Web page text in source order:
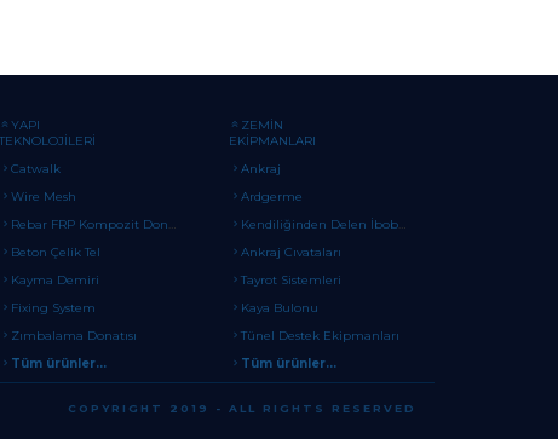
YAPI
TEKNOLOJİLERİ
Catwalk
Wire Mesh
Rebar FRP Kompozit Donatı
Beton Çelik Tel
Kayma Demiri
Fixing System
Zımbalama Donatısı
Tüm ürünler...
ZEMİN
EKİPMANLARI
Ankraj
Ardgerme
Kendiliğinden Delen İbobulon
Ankraj Cıvataları
Tayrot Sistemleri
Kaya Bulonu
Tünel Destek Ekipmanları
Tüm ürünler...
COPYRIGHT 2019 - ALL RIGHTS RESERVED